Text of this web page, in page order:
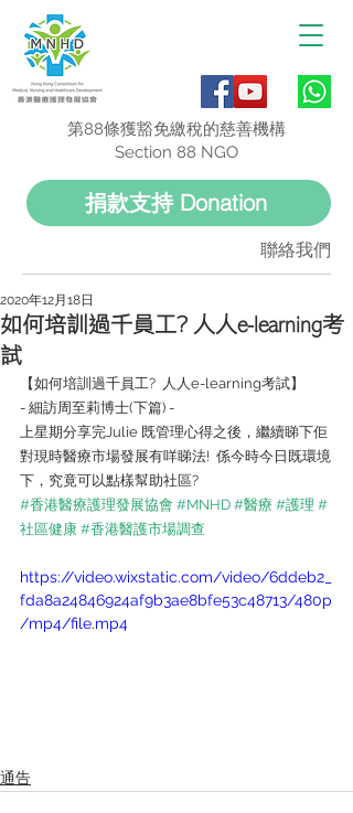
聯絡我們
捐款支持 Donation
第88條獲豁免繳稅的慈善機構
Section 88 NGO
如何培訓過千員工? 人人e-learning考
試
2020年12月18日
【如何培訓過千員工?  人人e-learning考試】
- 細訪周至莉博士(下篇) -
上星期分享完Julie 既管理心得之後，繼續睇下佢
對現時醫療市場發展有咩睇法!  係今時今日既環境
下，究竟可以點樣幫助社區?
#香港醫療護理發展協會 #MNHD #醫療 #護理 #
社區健康 #香港醫護市場調查
https://video.wixstatic.com/video/6ddeb2_
fda8a24846924af9b3ae8bfe53c48713/480p
/mp4/file.mp4
通告